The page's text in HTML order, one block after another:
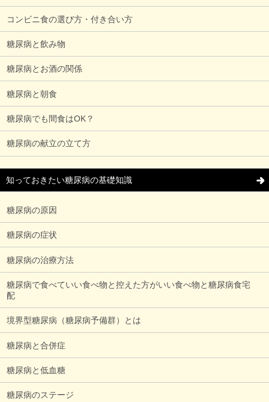
コンビニ食の選び方・付き合い方
糖尿病と飲み物
糖尿病とお酒の関係
糖尿病と朝食
糖尿病でも間食はOK？
糖尿病の献立の立て方
知っておきたい糖尿病の基礎知識
糖尿病の原因
糖尿病の症状
糖尿病の治療方法
糖尿病で食べていい食べ物と控えた方がいい食べ物と糖尿病食宅
配
境界型糖尿病（糖尿病予備群）とは
糖尿病と合併症
糖尿病と低血糖
糖尿病のステージ